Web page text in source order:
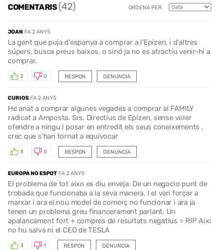
COMENTARIS(42) ORDENA PER
JOAN FA 2 ANYS
La gent que puja d'espanya a comprar a l'Epizen, i d'altres
súpers, busca preus baixos, o sinó ja no es atractiu venir-hi a
comprar.
RESPON
2 0 DENUNCIA
CURIOS FA 2 ANYS
He anat a comprar algunes vegades a comprar al FAMILY
radicat a Amposta. Srs. Directius de Epizen, sense voler
ofendre a ningu I posar en entredit els seus coneixements ,
crec que s'han tornat a equivocar
RESPON
3 0 DENUNCIA
EUROPA NO ESPOT FA 2 ANYS
El problema de tot aixo es diu enveja. De un negocio punt de
trobada que funcionaba a la seva manera. I el van forçar a
marxar i ara el.nou model de comerç no funcionar i ara ja
tenen un problema greu financerament parlant. Un
apalancament fort + compres de resultats negatius = RIP Aixi
no hu salva ni el CEO de TESLA
RESPON
3 1 DENUNCIA